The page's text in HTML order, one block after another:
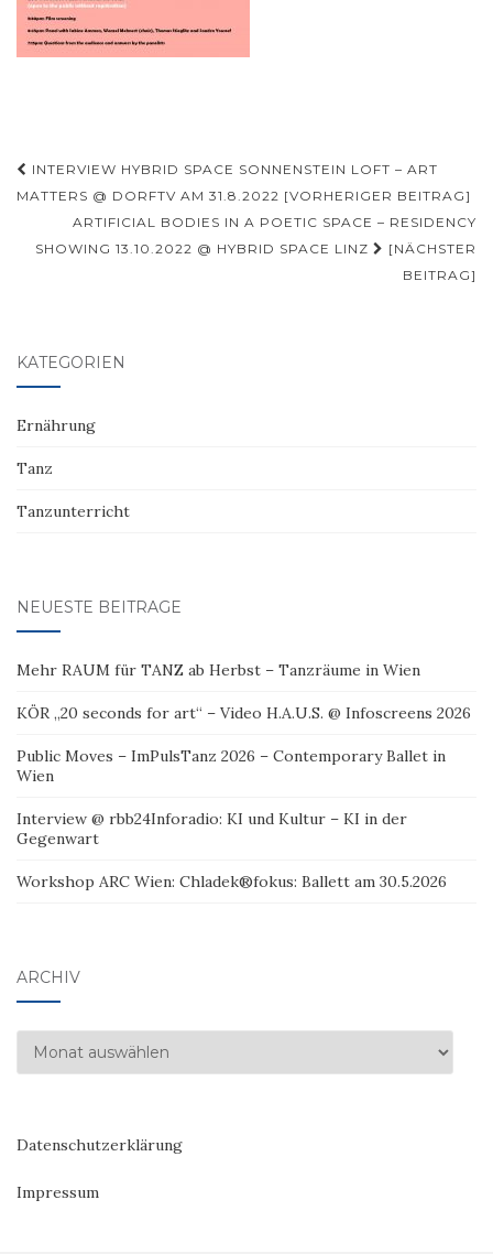
Beitragsnavigation
INTERVIEW HYBRID SPACE SONNENSTEIN LOFT – ART
MATTERS @ DORFTV AM 31.8.2022 [VORHERIGER BEITRAG]
ARTIFICIAL BODIES IN A POETIC SPACE – RESIDENCY
SHOWING 13.10.2022 @ HYBRID SPACE LINZ
[NÄCHSTER
BEITRAG]
KATEGORIEN
Ernährung
Tanz
Tanzunterricht
NEUESTE BEITRÄGE
Mehr RAUM für TANZ ab Herbst – Tanzräume in Wien
KÖR „20 seconds for art“ – Video H.A.U.S. @ Infoscreens 2026
Public Moves – ImPulsTanz 2026 – Contemporary Ballet in
Wien
Interview @ rbb24Inforadio: KI und Kultur – KI in der
Gegenwart
Workshop ARC Wien: Chladek®fokus: Ballett am 30.5.2026
ARCHIV
Archiv
Datenschutzerklärung
Impressum